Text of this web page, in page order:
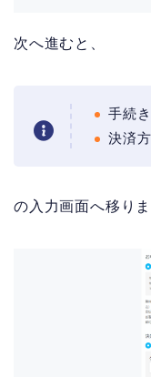
次へ進むと、
手続
決済
の入力画面へ移りま